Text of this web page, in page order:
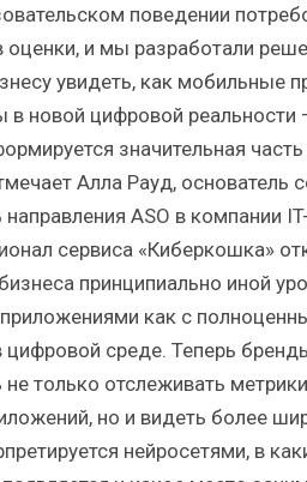
поведении
оценки, и мы разработали
увидеть, как мобильные
в новой цифровой реальности
значительная
Алла Рауд, основатель
направления ASO в компании
сервиса «Киберкошка»
принципиально иной
как с
цифровой среде. Теперь
только отслеживать
но и видеть более
нейросетями, в